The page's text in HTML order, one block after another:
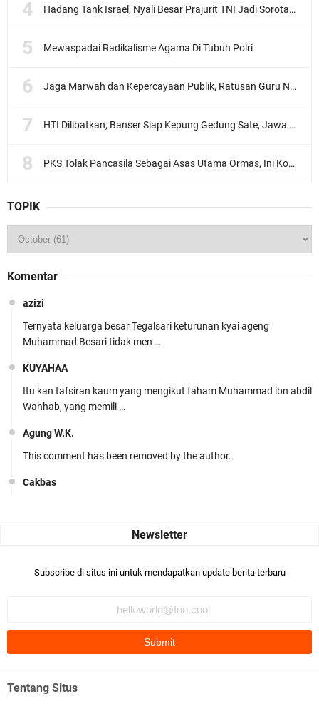
Hadang Tank Israel, Nyali Besar Prajurit TNI Jadi Sorotan Dunia
Mewaspadai Radikalisme Agama Di Tubuh Polri
Jaga Marwah dan Kepercayaan Publik, Ratusan Guru Ngaji Kota Malang Serukan Deklarasi Ramah Anak
HTI Dilibatkan, Banser Siap Kepung Gedung Sate, Jawa Barat
PKS Tolak Pancasila Sebagai Asas Utama Ormas, Ini Komentar PBNU
TOPIK
Komentar
azizi
Ternyata keluarga besar Tegalsari keturunan kyai ageng
Muhammad Besari tidak men …
KUYAHAA
Itu kan tafsiran kaum yang mengikut faham Muhammad ibn abdil
Wahhab, yang memili …
Agung W.K.
This comment has been removed by the author.
Cakbas
Bismillaah semoga pembuat artikel Alloh berikan pemahaman yg
Ada sejumlah pertanyaan kepada Anda dan jawablah dengan
Subscribe di situs ini untuk mendapatkan update berita terbaru
Tentang Situs